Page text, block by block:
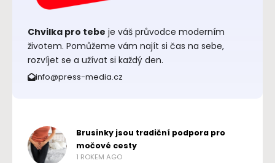
Chvilka pro tebe je váš průvodce moderním
životem. Pomůžeme vám najít si čas na sebe,
rozvíjet se a užívat si každý den.
info@press-media.cz
Brusinky jsou tradiční podpora pro
močové cesty
1 ROKEM AGO